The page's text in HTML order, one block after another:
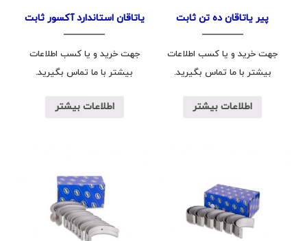
پیر یاتاقان ده تن ثابت
جهت خرید و یا کسب اطلاعات
بیشتر با ما تماس بگیرید.
اطلاعات بیشتر
یاتاقان استاندارد آکسور ثابت
جهت خرید و یا کسب اطلاعات
بیشتر با ما تماس بگیرید.
اطلاعات بیشتر